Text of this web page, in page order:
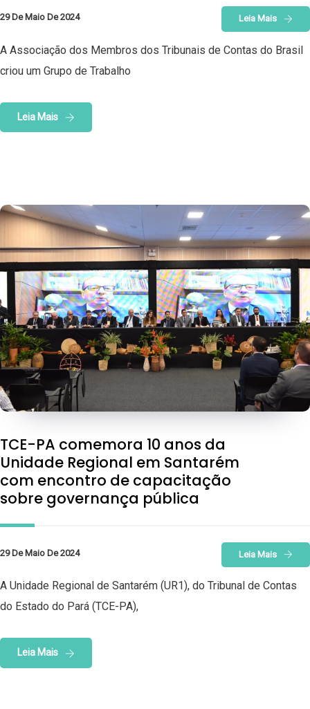
29 De Maio De 2024 Leia Mais
A Associação dos Membros dos Tribunais de Contas do Brasil
criou um Grupo de Trabalho
Leia Mais
TCE-PA comemora 10 anos da
Unidade Regional em Santarém
com encontro de capacitação
sobre governança pública
29 De Maio De 2024 Leia Mais
A Unidade Regional de Santarém (UR1), do Tribunal de Contas
do Estado do Pará (TCE-PA),
Leia Mais